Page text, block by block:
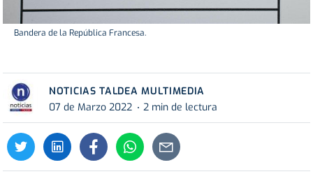
Bandera de la República Francesa.
NOTICIAS TALDEA MULTIMEDIA
07 de Marzo 2022
2 min de lectura